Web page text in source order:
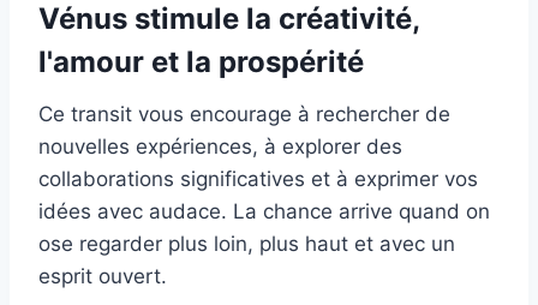
Vénus stimule la créativité,
l'amour et la prospérité
Ce transit vous encourage à rechercher de
nouvelles expériences, à explorer des
collaborations significatives et à exprimer vos
idées avec audace. La chance arrive quand on
ose regarder plus loin, plus haut et avec un
esprit ouvert.